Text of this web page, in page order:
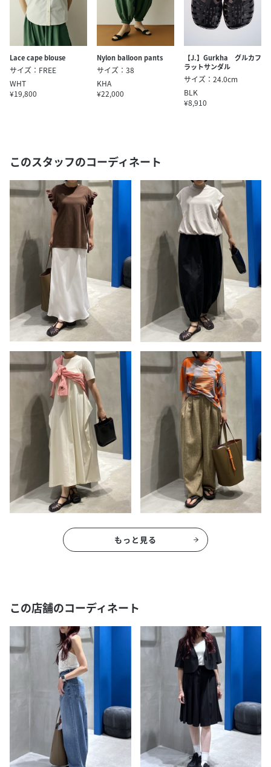
Lace cape blouse
サイズ：FREE
WHT
¥19,800
Nylon balloon pants
サイズ：38
KHA
¥22,000
【J.】Gurkha グルカフ
ラットサンダル
サイズ：24.0cm
BLK
¥8,910
このスタッフのコーディネート
もっと見る
この店舗のコーディネート